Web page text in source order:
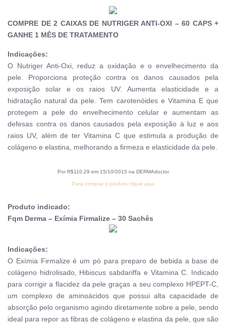
COMPRE DE 2 CAIXAS DE NUTRIGER ANTI-OXI – 60 CAPS +
GANHE 1 MÊS DE TRATAMENTO
Indicações:
O Nutriger Anti-Oxi, reduz a oxidação e o envelhecimento da
pele. Proporciona proteção contra os danos causados pela
exposição solar e os raios UV. Aumenta elasticidade e a
hidratação natural da pele. Tem carotenóides e Vitamina E que
protegem a pele do envelhecimento celular e aumentam as
defesas contra os danos causados pela exposição à luz e aos
raios UV, além de ter Vitamina C que estimula a produção de
colágeno e elastina, melhorando a firmeza e elasticidade da pele.
Por R$110,29 em 15/10/2015 na DERMAdoctor
Para comprar o produto clique aqui
Produto indicado:
Fqm Derma – Exímia Firmalize – 30 Sachês
Indicações:
O Exímia Firmalize é um pó para preparo de bebida a base de
colágeno hidrolisado, Hibiscus sabdariffa e Vitamina C. Indicado
para corrigir a flacidez da pele graças a seu complexo HPEPT-C,
um complexo de aminoácidos que possui alta capacidade de
absorção pelo organismo agindo diretamente sobre a pele, sendo
ideal para repor as fibras de colágeno e elastina da pele, que são